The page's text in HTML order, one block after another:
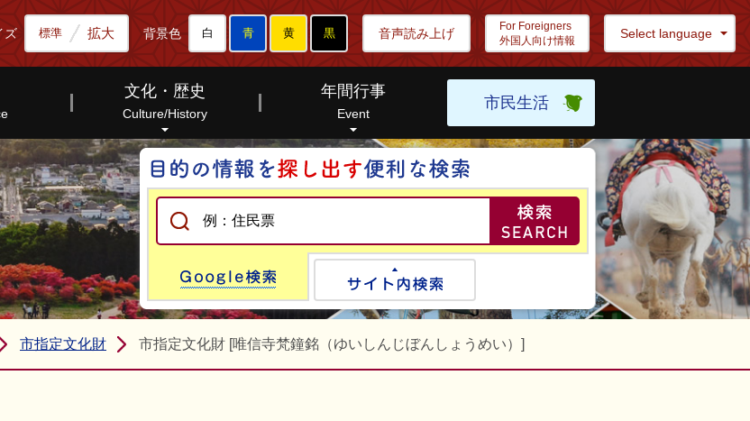
ズ 標準 拡大 背景色 白 青 黄 黒 音声読み上げ
For Foreigners
外国人向け情報
Select language
文化・歴史
Culture/History
年間行事
Event
市民生活
目的の情報を探
Google検索
市指定文化財 市指定文化財 [唯信寺梵鐘銘（ゆいしんじぼんしょうめい）]